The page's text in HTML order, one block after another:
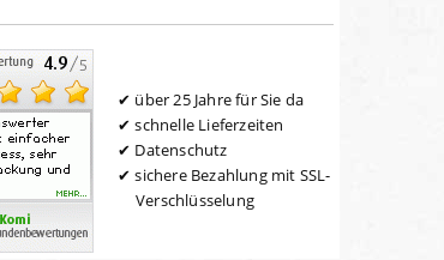
über 25 Jahre für Sie da
schnelle Lieferzeiten
Datenschutz
sichere Bezahlung mit SSL-
Verschlüsselung